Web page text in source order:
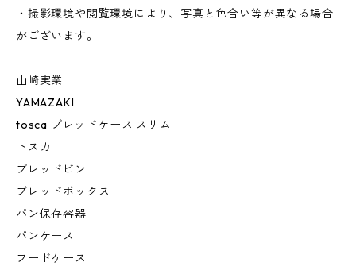
・撮影環境や閲覧環境により、写真と色合い等が異なる場合
がございます。
山崎実業
YAMAZAKI
tosca ブレッドケース スリム
トスカ
ブレッドビン
ブレッドボックス
パン保存容器
パンケース
フードケース